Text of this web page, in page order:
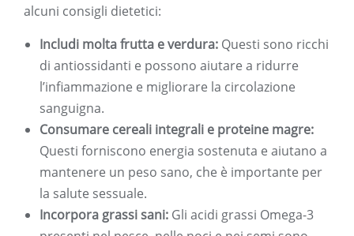
alcuni consigli dietetici:
Includi molta frutta e verdura: Questi sono ricchi
di antiossidanti e possono aiutare a ridurre
l’infiammazione e migliorare la circolazione
sanguigna.
Consumare cereali integrali e proteine ​​magre:
Questi forniscono energia sostenuta e aiutano a
mantenere un peso sano, che è importante per
la salute sessuale.
Incorpora grassi sani: Gli acidi grassi Omega-3